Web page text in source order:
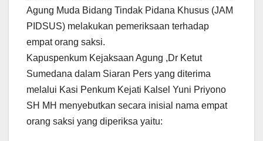
Agung Muda Bidang Tindak Pidana Khusus (JAM
PIDSUS) melakukan pemeriksaan terhadap
empat orang saksi.
Kapuspenkum Kejaksaan Agung ,Dr Ketut
Sumedana dalam Siaran Pers yang diterima
melalui Kasi Penkum Kejati Kalsel Yuni Priyono
SH MH menyebutkan secara inisial nama empat
orang saksi yang diperiksa yaitu: